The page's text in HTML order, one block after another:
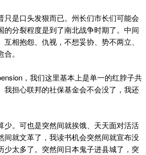
只是口头发狠而已。州长们市长们可能会
的分裂程度是到了南北战争时期了。中间
相抱怨、仇视，不想妥协、势不两立、
。
，我们这里基本上是单一的红脖子共
我担心联邦的社保基金会不会没了，我还
少。可也是突然间就挨饿、天天面对活活
间就文革了，我读书机会突然间就宣布没
少太多了。突然间日本鬼子进县城了，突